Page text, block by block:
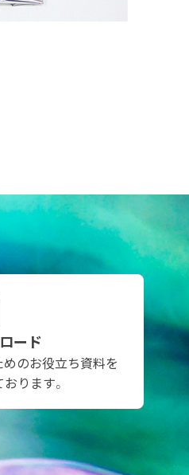
ード
のお役立ち資料を
ります。